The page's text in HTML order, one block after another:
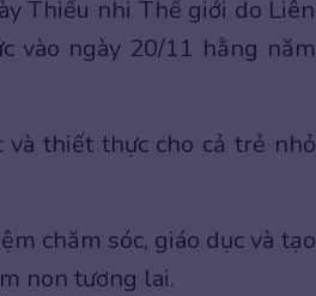
Thiếu nhi Thế giới do Liên
vào ngày 20/11 hằng năm
và thiết thực cho cả trẻ nhỏ
chăm sóc, giáo dục và tạo
non tương lai.